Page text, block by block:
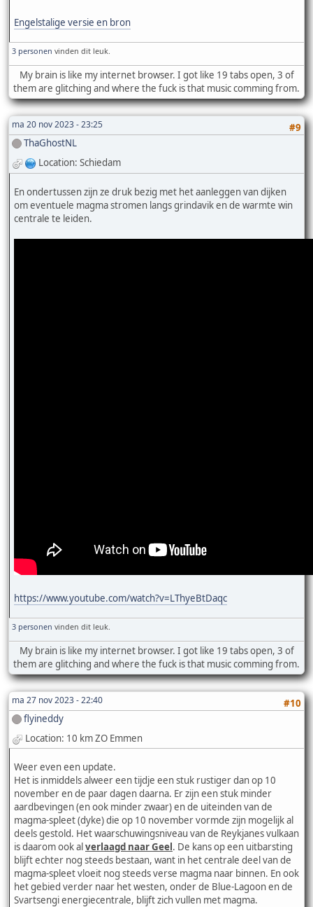
Engelstalige versie en bron
3 personen vinden dit leuk.
My brain is like my internet browser. I got like 19 tabs open, 3 of
them are glitching and where the fuck is that music comming from.
ma 20 nov 2023 - 23:25
#9
ThaGhostNL
Location: Schiedam
En ondertussen zijn ze druk bezig met het aanleggen van dijken
om eventuele magma stromen langs grindavik en de warmte win
centrale te leiden.
https://www.youtube.com/watch?v=LThyeBtDaqc
3 personen vinden dit leuk.
My brain is like my internet browser. I got like 19 tabs open, 3 of
them are glitching and where the fuck is that music comming from.
ma 27 nov 2023 - 22:40
#10
flyineddy
Location: 10 km ZO Emmen
Weer even een update.
Het is inmiddels alweer een tijdje een stuk rustiger dan op 10
november en de paar dagen daarna. Er zijn een stuk minder
aardbevingen (en ook minder zwaar) en de uiteinden van de
magma-spleet (dyke) die op 10 november vormde zijn mogelijk al
deels gestold. Het waarschuwingsniveau van de Reykjanes vulkaan
is daarom ook al verlaagd naar Geel . De kans op een uitbarsting
blijft echter nog steeds bestaan, want in het centrale deel van de
magma-spleet vloeit nog steeds verse magma naar binnen. En ook
het gebied verder naar het westen, onder de Blue-Lagoon en de
Svartsengi energiecentrale, blijft zich vullen met magma.